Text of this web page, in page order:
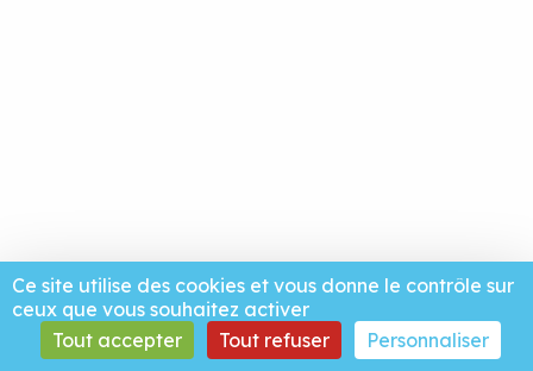
Ce site utilise des cookies et vous donne le contrôle sur
ceux que vous souhaitez activer
Tout accepter
Tout refuser Personnaliser